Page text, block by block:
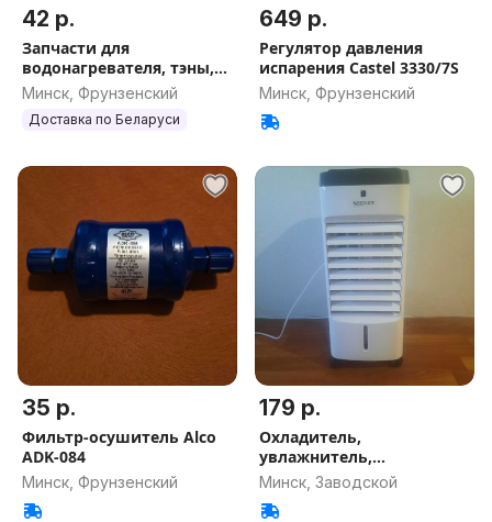
42 р.
Запчасти для
водонагревателя, тэны,
термостаты, аноды,
прокладки
Минск, Фрунзенский
Доставка по Беларуси
649 р.
Регулятор давления
испарения Castel 3330/7S
Минск, Фрунзенский
35 р.
Фильтр-осушитель Alco
ADK-084
Минск, Фрунзенский
179 р.
Охладитель,
увлажнитель,
очиститель воздуха
Минск, Заводской